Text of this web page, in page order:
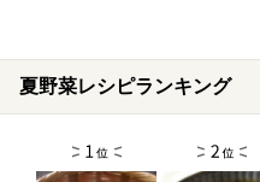
夏野菜レシピランキング